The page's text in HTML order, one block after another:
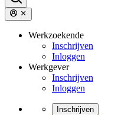
Werkzoekende
Inschrijven
Inloggen
Werkgever
Inschrijven
Inloggen
Inschrijven